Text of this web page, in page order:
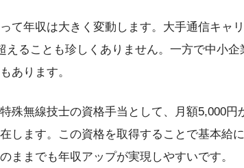
て年収は大きく変動します。大手通信キャ
えることも珍しくありません。一方で中小
あります。
殊無線技士の資格手当として、月額5,000円
します。この資格を取得することで基本給
ままでも年収アップが実現しやすいです。